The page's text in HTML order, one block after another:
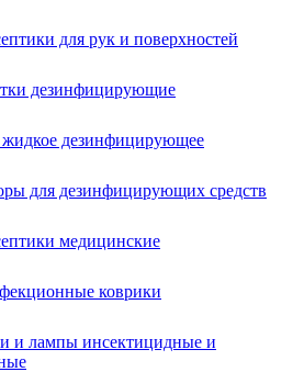
для рук и поверхностей
дезинфицирующие
дезинфицирующее
для дезинфицирующих средств
медицинские
коврики
и лампы инсектицидные и